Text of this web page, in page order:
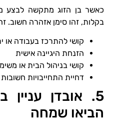
כאשר בן הזוג מתקשה לבצע
בקלות, זהו סימן אזהרה חשוב.
קושי להתרכז בעבודה או
הזנחת היגיינה אישית
קושי בניהול הבית או
דחיית התחייבויות חשובות
5. אובדן עניין
הביאו שמחה